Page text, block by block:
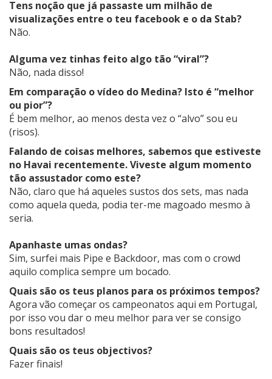
Tens noção que já passaste um milhão de
visualizações entre o teu facebook e o da Stab?
Não.
Alguma vez tinhas feito algo tão “viral”?
Não, nada disso!
Em comparação o vídeo do Medina? Isto é “melhor
ou pior”?
É bem melhor, ao menos desta vez o “alvo” sou eu
(risos).
Falando de coisas melhores, sabemos que estiveste
no Havai recentemente. Viveste algum momento
tão assustador como este?
Não, claro que há aqueles sustos dos sets, mas nada
como aquela queda, podia ter-me magoado mesmo à
seria.
Apanhaste umas ondas?
Sim, surfei mais Pipe e Backdoor, mas com o crowd
aquilo complica sempre um bocado.
Quais são os teus planos para os próximos tempos?
Agora vão começar os campeonatos aqui em Portugal,
por isso vou dar o meu melhor para ver se consigo
bons resultados!
Quais são os teus objectivos?
Fazer finais!